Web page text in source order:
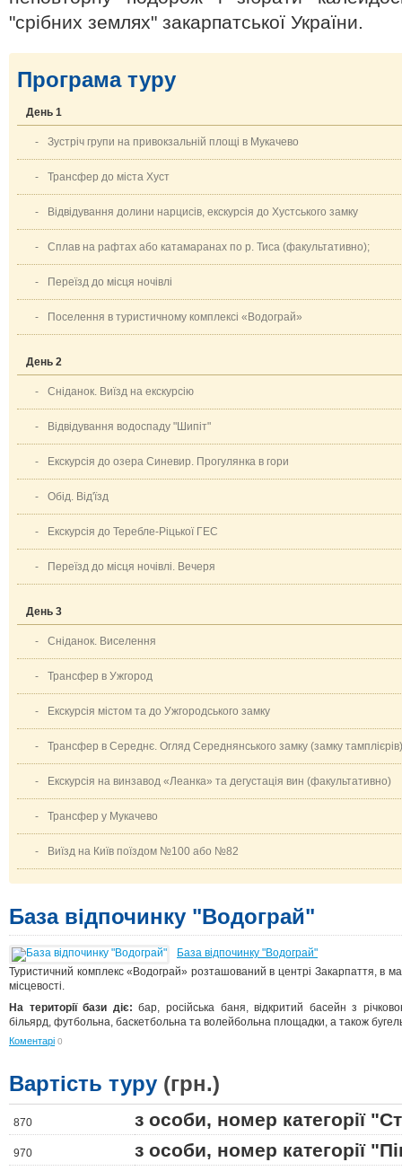
"срібних землях" закарпатської України.
Програма туру
День 1
- Зустріч групи на привокзальній площі в Мукачево
- Трансфер до міста Хуст
- Відвідування долини нарцисів, екскурсія до Хустського замку
- Сплав на рафтах або катамаранах по р. Тиса (факультативно);
- Переїзд до місця ночівлі
- Поселення в туристичному комплексі «Водограй»
День 2
- Сніданок. Виїзд на екскурсію
- Відвідування водоспаду "Шипіт"
- Екскурсія до озера Синевир. Прогулянка в гори
- Обід. Від'їзд
- Екскурсія до Теребле-Ріцької ГЕС
- Переїзд до місця ночівлі. Вечеря
День 3
- Сніданок. Виселення
- Трансфер в Ужгород
- Екскурсія містом та до Ужгородського замку
- Трансфер в Середнє. Огляд Середнянського замку (замку тамплієрів)
- Екскурсія на винзавод «Леанка» та дегустація вин (факультативно)
- Трансфер у Мукачево
- Виїзд на Київ поїздом №100 або №82
База відпочинку "Водограй"
База відпочинку "Водограй"
Туристичний комплекс «Водограй» розташований в центрі Закарпаття, в
місцевості.
На території бази діє: бар, російська баня, відкритий басейн з
більярд, футбольна, баскетбольна та волейбольна площадки, а також
Коментарі 0
Вартість туру (грн.)
870 з особи, номер категорії
970 з особи, номер категорії